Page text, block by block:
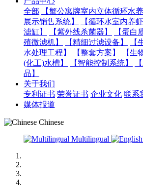
全部
【蟹公寓牌室内立体循环水
展示销售系统】
【循环水室内养
滤缸】
【紫外线杀菌器】 【蛋白
殖微滤机】
【精细过滤设备】 【
水处理工程】
【整套方案】 【生
(化工)水槽】
【智能控制系统】
品】
关于我们
专利证书 荣誉证书 企业文化 联系
媒体报道
Chinese
Multilingual